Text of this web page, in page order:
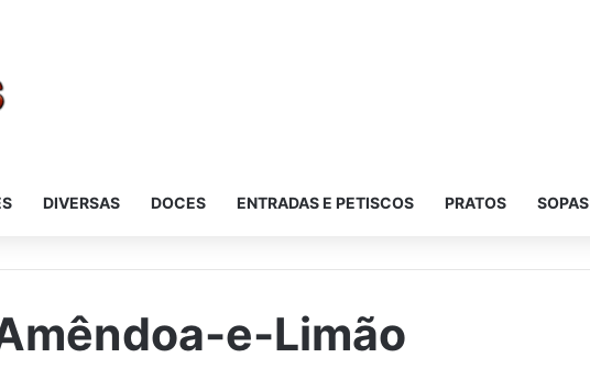
DIVERSAS DOCES ENTRADAS E PETISCOS PRATOS SOPAS
e-Limão